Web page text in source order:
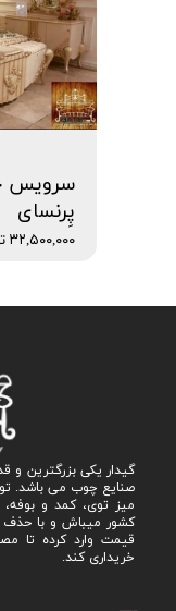
سرویس
پِرنسای
۳۲,۵۰۰,۰۰۰ تومان
گیدار یکی بزرگترین و
صنایع چوب می باشد.
میز توی، کمد و
کشور میباش و با حذف
قیمت وارد کرده تا
خریداری کند.